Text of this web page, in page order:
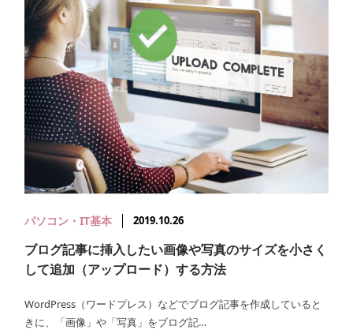
パソコン・IT基本 2019.10.26
ブログ記事に挿入したい画像や写真のサイズを小さく
して追加（アップロード）する方法
WordPress（ワードプレス）などでブログ記事を作成していると
きに、「画像」や「写真」をブログ記…